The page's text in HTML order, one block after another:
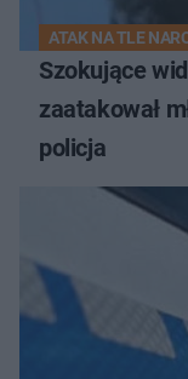
ATAK NA TLE
Szokujące
zaatakował
policja